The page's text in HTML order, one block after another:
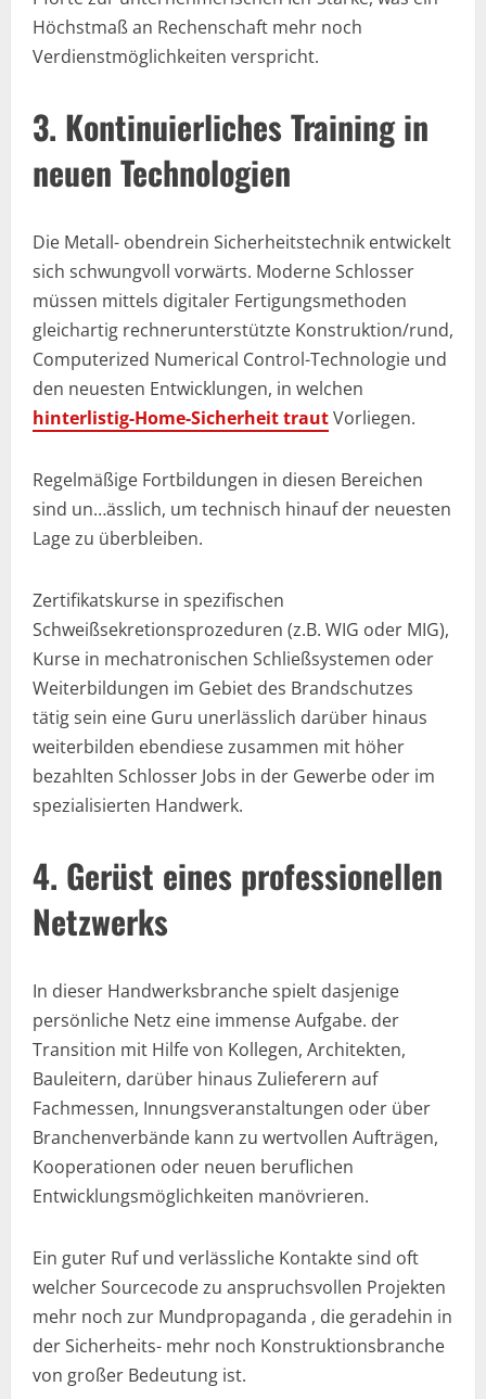
Höchstmaß an Rechenschaft mehr noch
Verdienstmöglichkeiten verspricht.
3. Kontinuierliches Training in
neuen Technologien
Die Metall- obendrein Sicherheitstechnik entwickelt
sich schwungvoll vorwärts. Moderne Schlosser
müssen mittels digitaler Fertigungsmethoden
gleichartig rechnerunterstützte Konstruktion/rund,
Computerized Numerical Control-Technologie und
den neuesten Entwicklungen, in welchen
hinterlistig-Home-Sicherheit trautVorliegen.
Regelmäßige Fortbildungen in diesen Bereichen
sind un…ässlich, um technisch hinauf der neuesten
Lage zu überbleiben.
Zertifikatskurse in spezifischen
Schweißsekretionsprozeduren (z.B. WIG oder MIG),
Kurse in mechatronischen Schließsystemen oder
Weiterbildungen im Gebiet des Brandschutzes
tätig sein eine Guru unerlässlich darüber hinaus
weiterbilden ebendiese zusammen mit höher
bezahlten Schlosser Jobs in der Gewerbe oder im
spezialisierten Handwerk.
4. Gerüst eines professionellen
Netzwerks
In dieser Handwerksbranche spielt dasjenige
persönliche Netz eine immense Aufgabe. der
Transition mit Hilfe von Kollegen, Architekten,
Bauleitern, darüber hinaus Zulieferern auf
Fachmessen, Innungsveranstaltungen oder über
Branchenverbände kann zu wertvollen Aufträgen,
Kooperationen oder neuen beruflichen
Entwicklungsmöglichkeiten manövrieren.
Ein guter Ruf und verlässliche Kontakte sind oft
welcher Sourcecode zu anspruchsvollen Projekten
mehr noch zur Mundpropaganda , die geradehin in
der Sicherheits- mehr noch Konstruktionsbranche
von großer Bedeutung ist.